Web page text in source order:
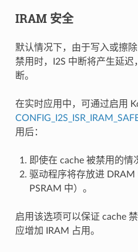
IRAM 安全
默认情况下，由于写入或擦
禁用时，I2S 中断将产生延迟
断。
在实时应用中，可通过启用
用后：
即使在 cache 被禁用的情
驱动程序将存放进 DRAM
PSRAM 中）。
启用该选项可以保证 cache
应增加 IRAM 占用。